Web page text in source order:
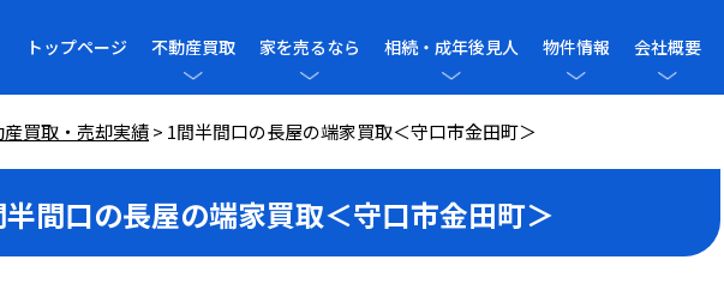
トップページ 不動産買取 家を売るなら 相続・成年後見人 物件情報 会社概要
産買取・売却実績> 1間半間口の長屋の端家買取＜守口市金田町＞
半間口の長屋の端家買取＜守口市金田町＞